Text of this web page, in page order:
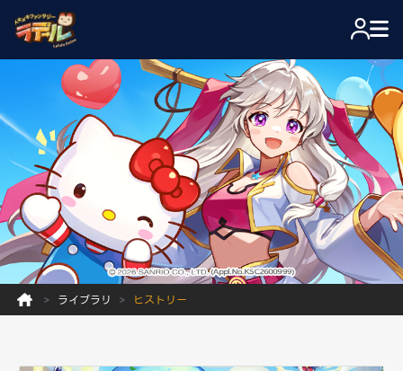
ライブラリ ヒストリー